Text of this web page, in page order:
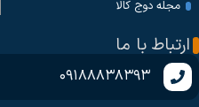
مجله دوج کالا
ارتباط با ما
09188838393